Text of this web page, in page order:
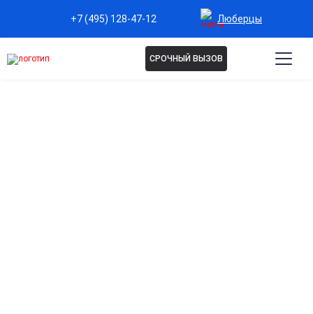
+7 (495) 128-47-12 Люберцы
СРОЧНЫЙ ВЫЗОВ